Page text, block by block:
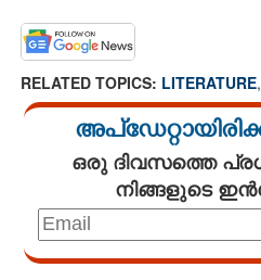
RELATED TOPICS: LITERATURE,
ഒരു ദിവസത്തെ
നിങ്ങളുടെ